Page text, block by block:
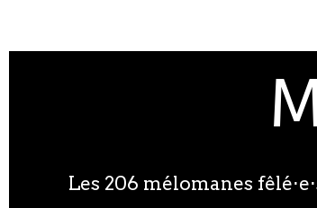
Les 206 mélomanes